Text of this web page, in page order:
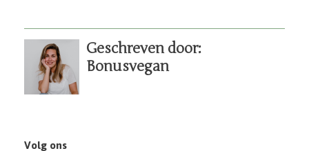
Geschreven door:
Bonusvegan
Volg ons